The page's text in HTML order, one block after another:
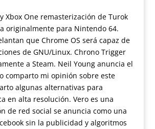
Xbox One remasterización de Turok
originalmente para Nintendo 64.
que Chrome OS será capaz de
de GNU/Linux. Chrono Trigger
a Steam. Neil Young anuncia el
comparto mi opinión sobre este
algunas alternativas para
en alta resolución. Vero es una
de red social se anuncia como una
sin la publicidad y algoritmos